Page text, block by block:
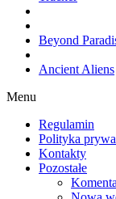
Beyond
Ancient Aliens
Menu
Regulamin
Polityka
Kontakty
Pozostałe